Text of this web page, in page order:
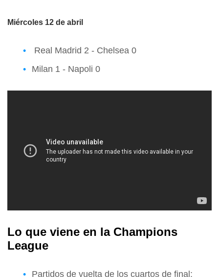
Miércoles 12 de abril
Real Madrid 2 - Chelsea 0
Milan 1 - Napoli 0
Lo que viene en la Champions
League
Partidos de vuelta de los cuartos de final: